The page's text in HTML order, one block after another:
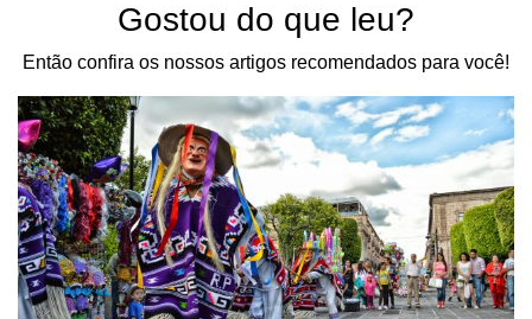
Gostou do que leu?
Então confira os nossos artigos recomendados para você!